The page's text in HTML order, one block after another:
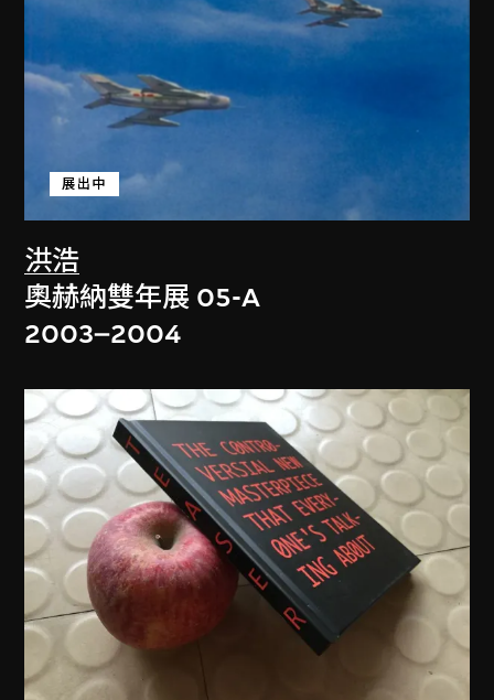
洪浩
展出中
奧赫納雙年展 05-A
2003–2004